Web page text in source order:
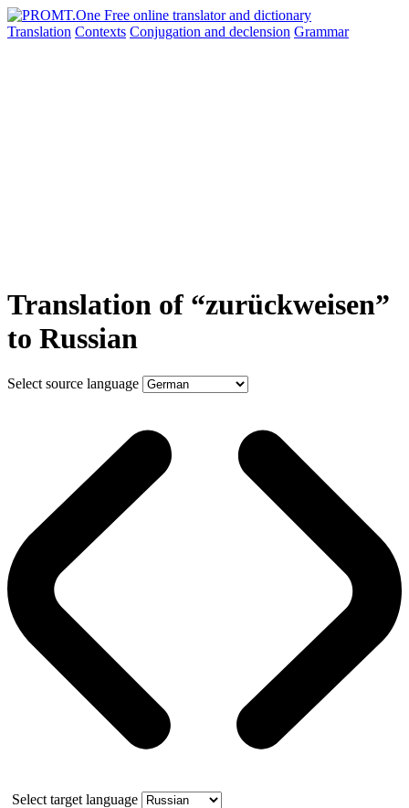
Translation Contexts Conjugation and declension Grammar
Translation of “zurückweisen”
to Russian
Select source language
Select target language